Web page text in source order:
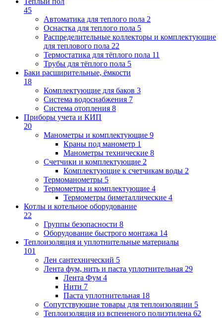
45
Автоматика для теплого пола 2
Оснастка для теплого пола 5
Распределительные коллекторы и комплектующие
для теплового пола 22
Термостатика для тёплого пола 11
Трубы для тёплого пола 5
Баки расширительные, ёмкости
18
Комплектующие для баков 3
Система водоснабжения 7
Система отопления 8
Приборы учета и КИП
20
Манометры и комплектующие 9
Краны под манометр 1
Манометры технические 8
Счетчики и комплектующие 2
Комплектующие к счетчикам воды 2
Термоманометры 5
Термометры и комплектующие 4
Термометры биметаллические 4
Котлы и котельное оборудование
22
Группы безопасности 8
Оборудование быстрого монтажа 14
Теплоизоляция и уплотнительные материалы
101
Лен сантехнический 5
Лента фум, нить и паста уплотнительная 29
Лента Фум 4
Нити 7
Паста уплотнительная 18
Сопутствующие товары для теплоизоляции 5
Теплоизоляция из вспененого полиэтилена 62